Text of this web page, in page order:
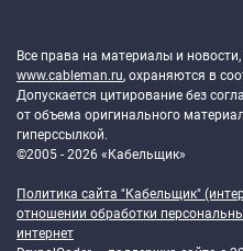
Все права на материалы и
www.cableman.ru, охраняются в
Допускается цитирование без
от объема оригинального
гиперссылкой.
©2005 - 2026 «Кабельщик»
Политика сайта "Кабельщик"
отношении обработки
интернет